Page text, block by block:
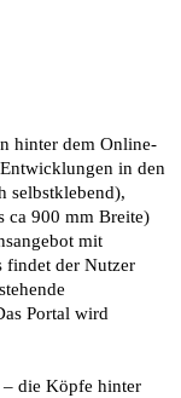
hinter dem Online-
in den
selbstklebend),
ca 900 mm Breite)
mit
findet der Nutzer
Portal wird
die Köpfe hinter